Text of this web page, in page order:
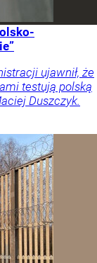
ujawnił, że
testują polską
Duszczyk.